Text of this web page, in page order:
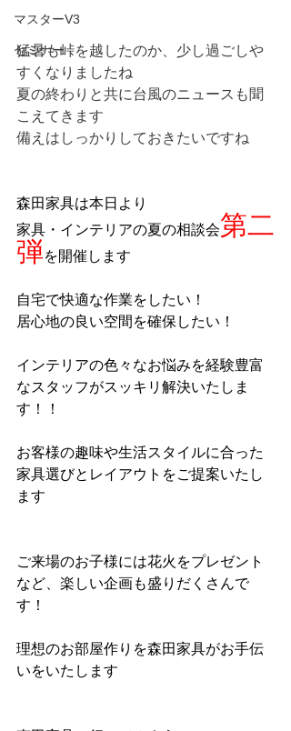
マスターV3
セミナー
猛暑も峠を越したのか、少し過ごしや
すくなりましたね
夏の終わりと共に台風のニュースも聞
こえてきます
備えはしっかりしておきたいですね
森田家具は本日より
家具・インテリアの夏の相談会第二
弾を開催します
自宅で快適な作業をしたい！
居心地の良い空間を確保したい！
インテリアの色々なお悩みを経験豊富
なスタッフがスッキリ解決いたしま
す！！
お客様の趣味や生活スタイルに合った
家具選びとレイアウトをご提案いたし
ます
ご来場のお子様には花火をプレゼント
など、楽しい企画も盛りだくさんで
す！
理想のお部屋作りを森田家具がお手伝
いをいたします